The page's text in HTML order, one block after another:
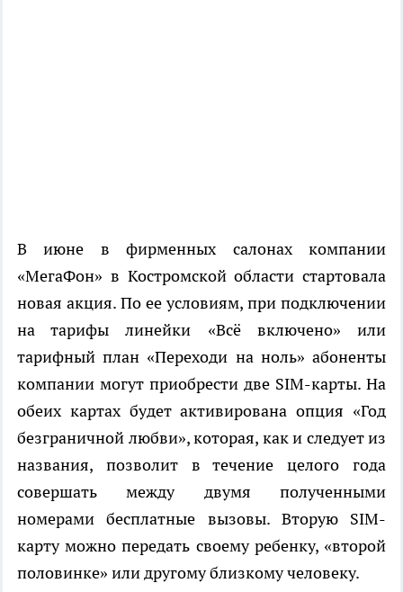
В июне в фирменных салонах компании
«МегаФон» в Костромской области стартовала
новая акция. По ее условиям, при подключении
на тарифы линейки «Всё включено» или
тарифный план «Переходи на ноль» абоненты
компании могут приобрести две SIM-карты. На
обеих картах будет активирована опция «Год
безграничной любви», которая, как и следует из
названия, позволит в течение целого года
совершать между двумя полученными
номерами бесплатные вызовы. Вторую SIM-
карту можно передать своему ребенку, «второй
половинке» или другому близкому человеку.